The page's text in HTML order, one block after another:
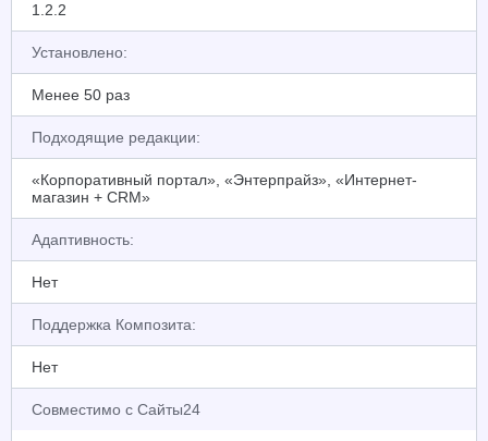
1.2.2
Установлено:
Менее 50 раз
Подходящие редакции:
«Корпоративный портал», «Энтерпрайз», «Интернет-
магазин + CRM»
Адаптивность:
Нет
Поддержка Композита:
Нет
Совместимо с Сайты24